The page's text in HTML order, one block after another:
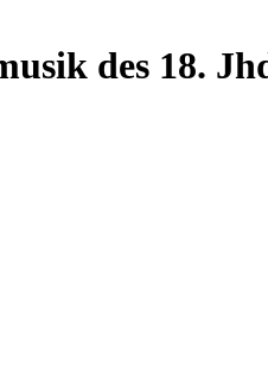
des 18.